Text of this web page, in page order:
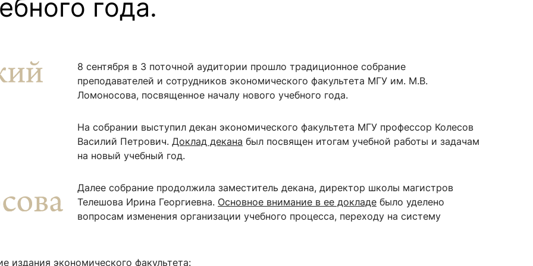
Закрепление
трудоустройству
/ мероприятия
Читальный зал
Электронные и цифровые базы
Учебная полка
Информационно-аналитический отдел
Студентам
Преподавателям
факультета»
«Экономика»
года.
8 сентября в 3 поточной аудитории прошло традиционное собрание
преподавателей и сотрудников экономического факультета МГУ им. М.В.
Ломоносова, посвященное началу нового учебного года.
На собрании выступил декан экономического факультета МГУ профессор Колесов
Василий Петрович. Доклад декана был посвящен итогам учебной работы и задачам
на новый учебный год.
Далее собрание продолжила заместитель декана, директор школы магистров
Телешова Ирина Георгиевна. Основное внимание в ее докладе было уделено
вопросам изменения организации учебного процесса, переходу на систему
экономического факультета: